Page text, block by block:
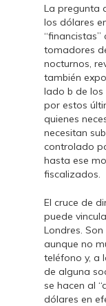
La pregunta
los dólares
tomadores
nocturnos,
también
lado b de
por estos
quienes
necesitan
controlado
hasta ese
fiscalizados.
El cruce de
puede
Londres.
aunque no
teléfono y, a
de alguna
se hacen al
dólares en